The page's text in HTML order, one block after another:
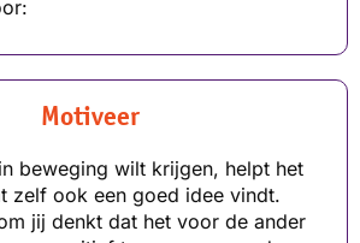
Motiveer
beweging wilt krijgen, helpt het
zelf ook een goed idee vindt.
jij denkt dat het voor de ander